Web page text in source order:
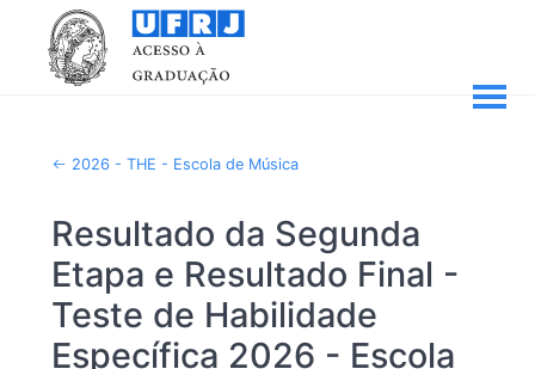
2026 - THE - Escola de Música
Resultado da Segunda
Etapa e Resultado Final -
Teste de Habilidade
Específica 2026 - Escola